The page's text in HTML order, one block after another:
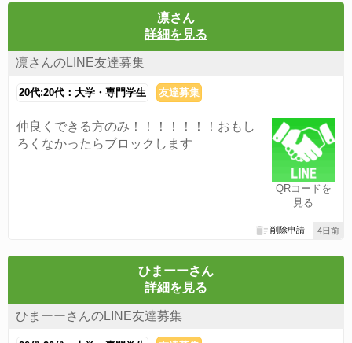
凛さん
詳細を見る
凛さんのLINE友達募集
20代:20代：大学・専門学生 友達募集
QRコードを
見る
仲良くできる方のみ！！！！！！！おもし
ろくなかったらブロックします
4日前
削除申請
ひまーーさん
詳細を見る
ひまーーさんのLINE友達募集